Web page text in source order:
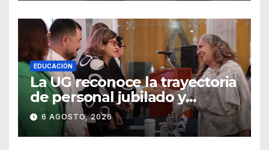
EDUCACIÓN
La UG reconoce la trayectoria
de personal jubilado y
agradece su legado
6 AGOSTO, 2026